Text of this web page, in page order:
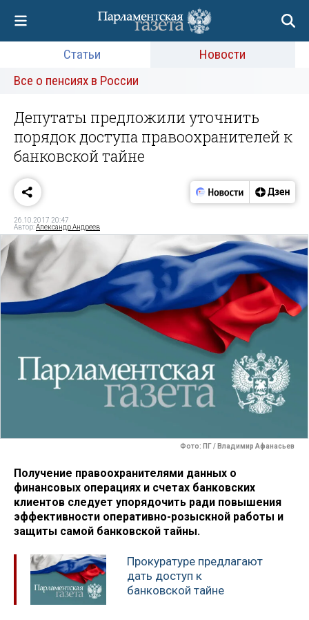
Статьи
Новости
Все о пенсиях в России
Депутаты предложили уточнить
порядок доступа правоохранителей к
банковской тайне
26.10.2017 20:47
Автор:Александр Андреев
Фото: ПГ / Владимир Афанасьев
Получение правоохранителями данных о
финансовых операциях и счетах банковских
клиентов следует упорядочить ради повышения
эффективности оперативно-розыскной работы и
защиты самой банковской тайны.
Прокуратуре предлагают
дать доступ к
банковской тайне